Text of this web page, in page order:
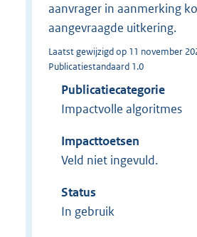
aanvrager in aanmerking
aangevraagde uitkering.
Laatst gewijzigd op 11 november
Publicatiestandaard 1.0
Publicatiecategorie
Impactvolle algoritmes
Impacttoetsen
Veld niet ingevuld.
Status
In gebruik